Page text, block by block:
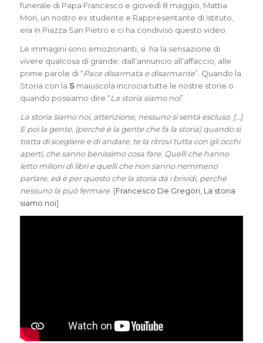
funerale di Papa Francesco e giovedì 8 maggio, Mattia
Mori, un nostro ex studente e Rappresentante di Istituto,
era in Piazza San Pietro e ci ha condiviso questo video.
Le immagini sono emozionanti, si ha la sensazione di
vivere qualcosa di grande: dall’annuncio all’affaccio, alle
prime parole di “Pace disarmata e disarmante”. Quando la
Storia con la S maiuscola incrocia tutte le nostre storie o
quando possiamo dire “La storia siamo noi”.
​​La storia siamo noi, attenzione, nessuno si senta escluso. […]
E poi la gente, (perché è la gente che fa la storia) quando si
tratta di scegliere e di andare, te la ritrovi tutta con gli occhi
aperti, che sanno benissimo cosa fare. Quelli che hanno
letto milioni di libri e quelli che non sanno nemmeno
parlare, ed è per questo che la storia dà i brividi, perché
nessuno la può fermare. [Francesco De Gregori, La storia
siamo noi]